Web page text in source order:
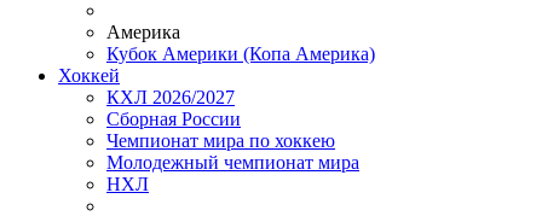
Америка
Кубок Америки (Копа Америка)
Хоккей
КХЛ 2026/2027
Сборная России
Чемпионат мира по хоккею
Молодежный чемпионат мира
НХЛ